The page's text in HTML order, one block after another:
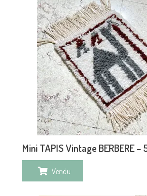
Mini TAPIS Vintage BERBERE
Vendu